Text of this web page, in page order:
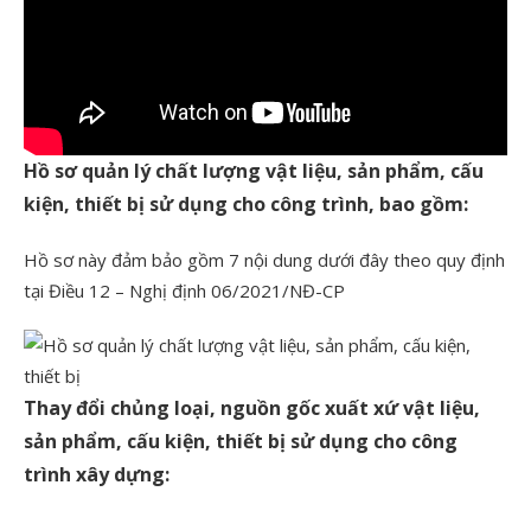
Hồ sơ quản lý chất lượng vật liệu, sản phẩm, cấu
kiện, thiết bị sử dụng cho công trình, bao gồm:
Hồ sơ này đảm bảo gồm 7 nội dung dưới đây theo quy định
tại Điều 12 – Nghị định 06/2021/NĐ-CP
Thay đổi chủng loại, nguồn gốc xuất xứ vật liệu,
sản phẩm, cấu kiện, thiết bị sử dụng cho công
trình xây dựng: